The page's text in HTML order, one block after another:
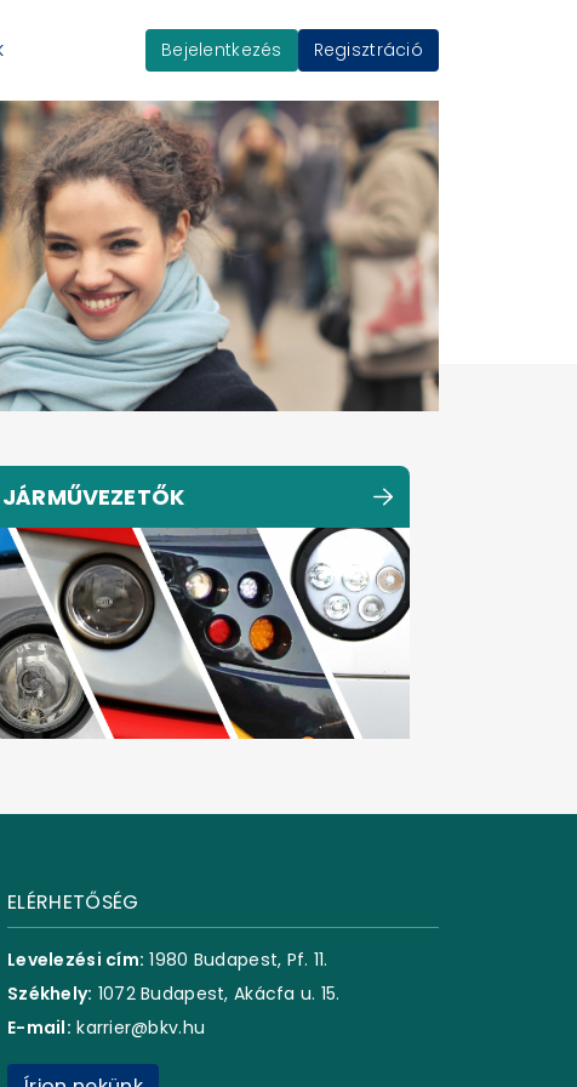
Bejelentkezés Regisztráció
JÁRMŰVEZETŐK
ELÉRHETŐSÉG
Levelezési cím: 1980 Budapest, Pf. 11.
Székhely: 1072 Budapest, Akácfa u. 15.
E-mail: karrier@bkv.hu